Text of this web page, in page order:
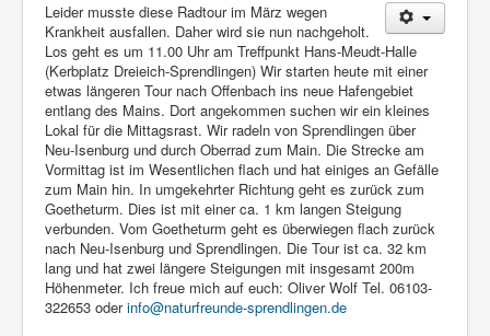
Leider musste diese Radtour im März wegen
Krankheit ausfallen. Daher wird sie nun nachgeholt.
Los geht es um 11.00 Uhr am Treffpunkt Hans-Meudt-Halle
(Kerbplatz Dreieich-Sprendlingen) Wir starten heute mit einer
etwas längeren Tour nach Offenbach ins neue Hafengebiet
entlang des Mains. Dort angekommen suchen wir ein kleines
Lokal für die Mittagsrast. Wir radeln von Sprendlingen über
Neu-Isenburg und durch Oberrad zum Main. Die Strecke am
Vormittag ist im Wesentlichen flach und hat einiges an Gefälle
zum Main hin. In umgekehrter Richtung geht es zurück zum
Goetheturm. Dies ist mit einer ca. 1 km langen Steigung
verbunden. Vom Goetheturm geht es überwiegen flach zurück
nach Neu-Isenburg und Sprendlingen. Die Tour ist ca. 32 km
lang und hat zwei längere Steigungen mit insgesamt 200m
Höhenmeter. Ich freue mich auf euch: Oliver Wolf Tel. 06103-
322653 oderinfo@naturfreunde-sprendlingen.de